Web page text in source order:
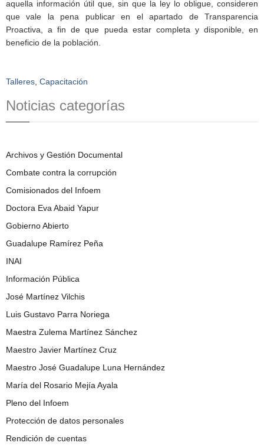
aquella información útil que, sin que la ley lo obligue, consideren
que vale la pena publicar en el apartado de Transparencia
Proactiva, a fin de que pueda estar completa y disponible, en
beneficio de la población.
Talleres Capacitación
Noticias categorías
Archivos y Gestión Documental
Combate contra la corrupción
Comisionados del Infoem
Doctora Eva Abaid Yapur
Gobierno Abierto
Guadalupe Ramírez Peña
INAI
Información Pública
José Martínez Vilchis
Luis Gustavo Parra Noriega
Maestra Zulema Martínez Sánchez
Maestro Javier Martínez Cruz
Maestro José Guadalupe Luna Hernández
María del Rosario Mejía Ayala
Pleno del Infoem
Protección de datos personales
Rendición de cuentas